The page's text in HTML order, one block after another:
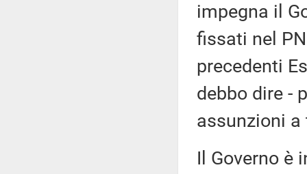
impegna il
fissati nel
precedenti
debbo dire -
assunzioni
Il Governo è